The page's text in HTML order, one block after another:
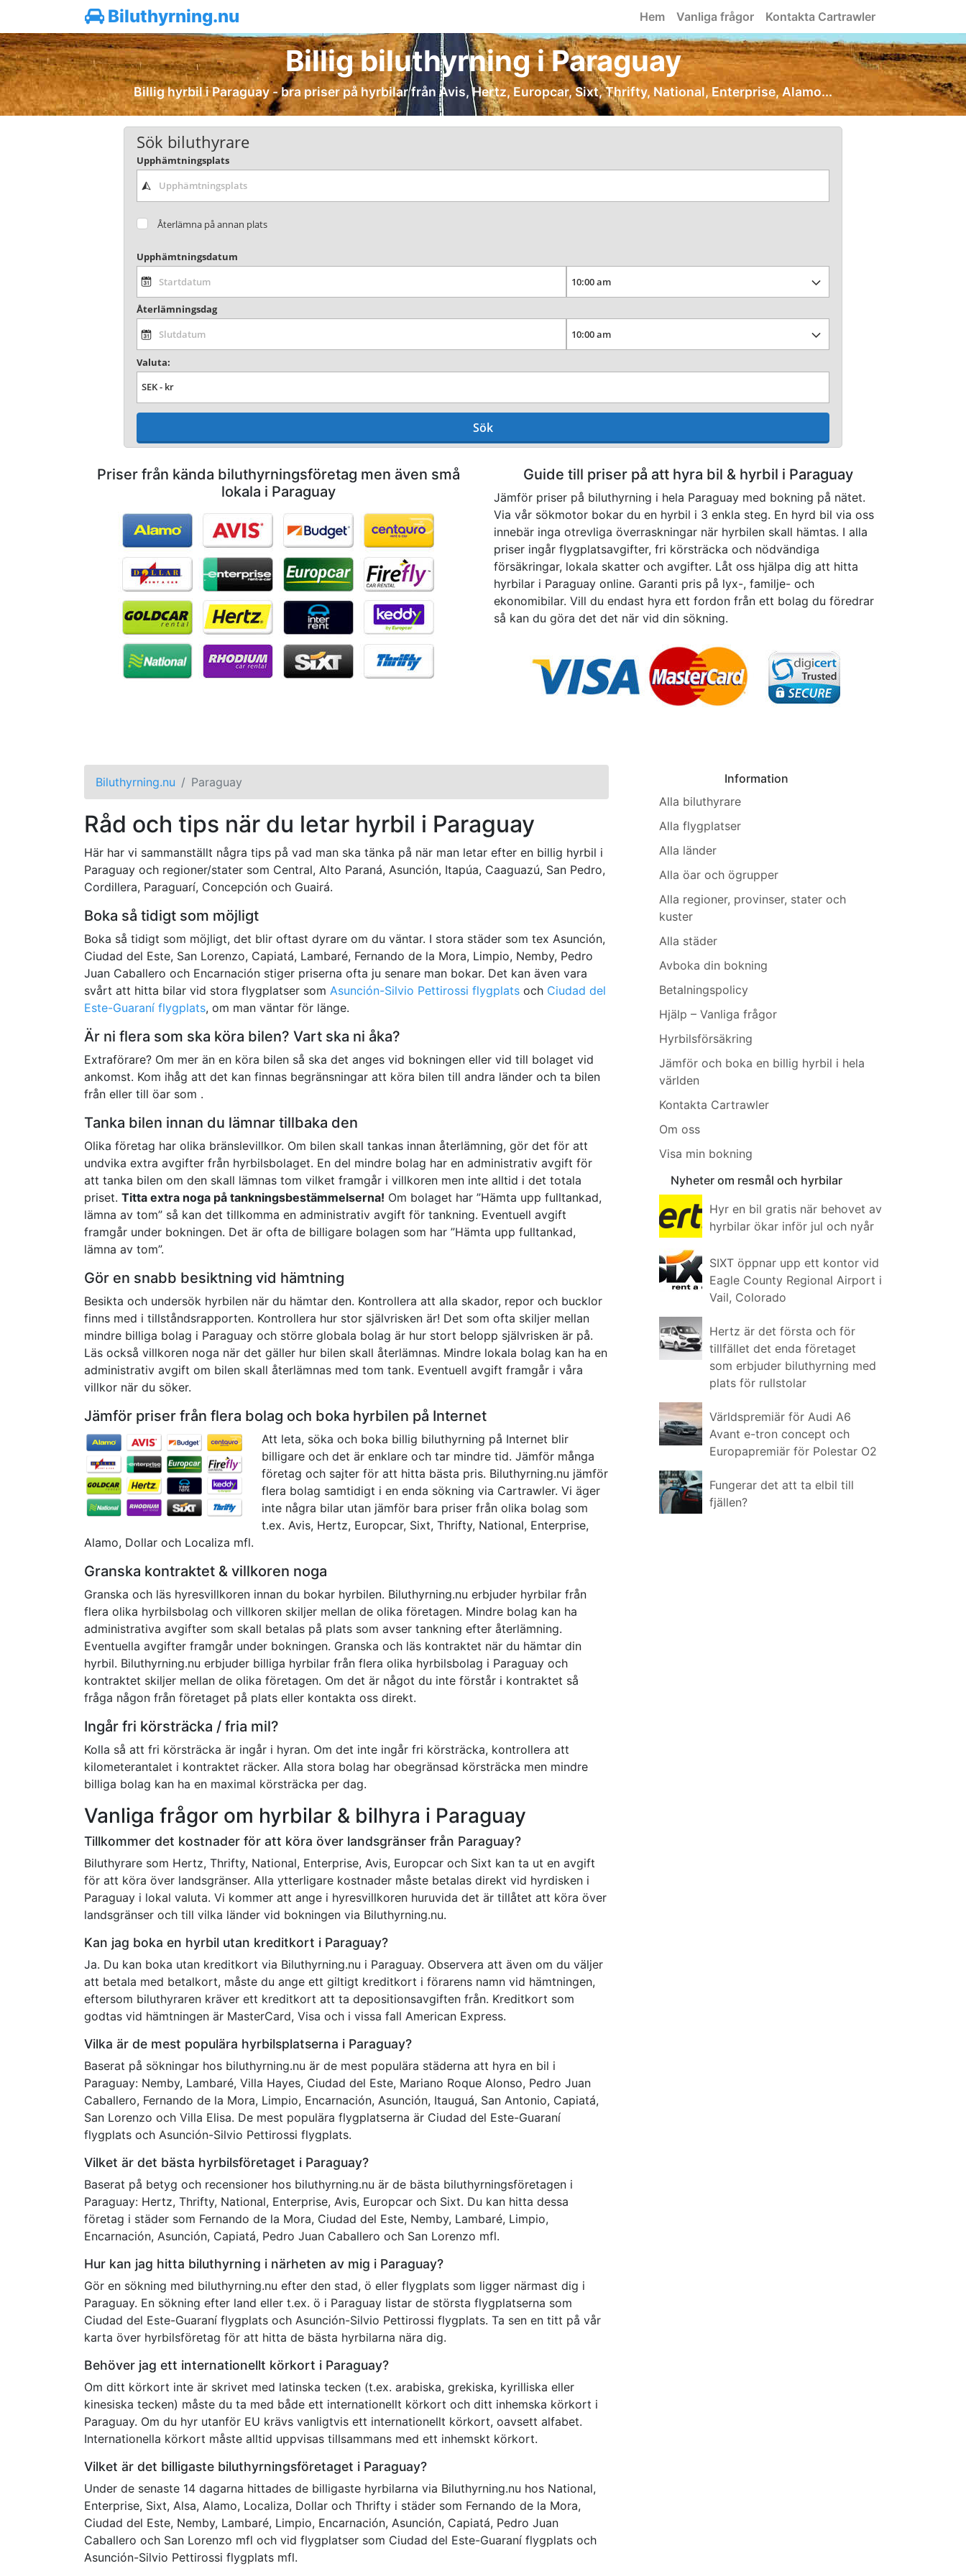
Biluthyrning.nu Hem Vanliga frågor Kontakta Cartrawler
Billig biluthyrning i Paraguay
Billig hyrbil i Paraguay - bra priser på hyrbilar från Avis, Hertz, Europcar, Sixt, Thrifty, National, Enterprise, Alamo...
Sök biluthyrare
Upphämtningsplats
Återlämna på annan plats
Upphämtningsdatum
Återlämningsdag
Valuta:
Sök
Priser från kända biluthyrningsföretag men även små
lokala i Paraguay
Guide till priser på att hyra bil & hyrbil i Paraguay
Jämför priser på biluthyrning i hela Paraguay med bokning på nätet.
Via vår sökmotor bokar du en hyrbil i 3 enkla steg. En hyrd bil via oss
innebär inga otrevliga överraskningar när hyrbilen skall hämtas. I alla
priser ingår flygplatsavgifter, fri körsträcka och nödvändiga
försäkringar, lokala skatter och avgifter. Låt oss hjälpa dig att hitta
hyrbilar i Paraguay online. Garanti pris på lyx-, familje- och
ekonomibilar. Vill du endast hyra ett fordon från ett bolag du föredrar
så kan du göra det det när vid din sökning.
Biluthyrning.nu Paraguay
Råd och tips när du letar hyrbil i Paraguay
Här har vi sammanställt några tips på vad man ska tänka på när man letar efter en billig hyrbil i
Paraguay och regioner/stater som Central, Alto Paraná, Asunción, Itapúa, Caaguazú, San Pedro,
Cordillera, Paraguarí, Concepción och Guairá.
Boka så tidigt som möjligt
Boka så tidigt som möjligt, det blir oftast dyrare om du väntar. I stora städer som tex Asunción,
Ciudad del Este, San Lorenzo, Capiatá, Lambaré, Fernando de la Mora, Limpio, Nemby, Pedro
Juan Caballero och Encarnación stiger priserna ofta ju senare man bokar. Det kan även vara
svårt att hitta bilar vid stora flygplatser som Asunción-Silvio Pettirossi flygplats och Ciudad del
Este-Guaraní flygplats, om man väntar för länge.
Är ni flera som ska köra bilen? Vart ska ni åka?
Extraförare? Om mer än en köra bilen så ska det anges vid bokningen eller vid till bolaget vid
ankomst. Kom ihåg att det kan finnas begränsningar att köra bilen till andra länder och ta bilen
från eller till öar som .
Tanka bilen innan du lämnar tillbaka den
Olika företag har olika bränslevillkor. Om bilen skall tankas innan återlämning, gör det för att
undvika extra avgifter från hyrbilsbolaget. En del mindre bolag har en administrativ avgift för
att tanka bilen om den skall lämnas tom vilket framgår i villkoren men inte alltid i det totala
priset. Titta extra noga på tankningsbestämmelserna! Om bolaget har ”Hämta upp fulltankad,
lämna av tom” så kan det tillkomma en administrativ avgift för tankning. Eventuell avgift
framgår under bokningen. Det är ofta de billigare bolagen som har ”Hämta upp fulltankad,
lämna av tom”.
Gör en snabb besiktning vid hämtning
Besikta och undersök hyrbilen när du hämtar den. Kontrollera att alla skador, repor och bucklor
finns med i tillståndsrapporten. Kontrollera hur stor självrisken är! Det som ofta skiljer mellan
mindre billiga bolag i Paraguay och större globala bolag är hur stort belopp självrisken är på.
Läs också villkoren noga när det gäller hur bilen skall återlämnas. Mindre lokala bolag kan ha en
administrativ avgift om bilen skall återlämnas med tom tank. Eventuell avgift framgår i våra
villkor när du söker.
Jämför priser från flera bolag och boka hyrbilen på Internet
Att leta, söka och boka billig biluthyrning på Internet blir
billigare och det är enklare och tar mindre tid. Jämför många
företag och sajter för att hitta bästa pris. Biluthyrning.nu jämför
flera bolag samtidigt i en enda sökning via Cartrawler. Vi äger
inte några bilar utan jämför bara priser från olika bolag som
t.ex. Avis, Hertz, Europcar, Sixt, Thrifty, National, Enterprise,
Alamo, Dollar och Localiza mfl.
Granska kontraktet & villkoren noga
Granska och läs hyresvillkoren innan du bokar hyrbilen. Biluthyrning.nu erbjuder hyrbilar från
flera olika hyrbilsbolag och villkoren skiljer mellan de olika företagen. Mindre bolag kan ha
administrativa avgifter som skall betalas på plats som avser tankning efter återlämning.
Eventuella avgifter framgår under bokningen. Granska och läs kontraktet när du hämtar din
hyrbil. Biluthyrning.nu erbjuder billiga hyrbilar från flera olika hyrbilsbolag i Paraguay och
kontraktet skiljer mellan de olika företagen. Om det är något du inte förstår i kontraktet så
fråga någon från företaget på plats eller kontakta oss direkt.
Ingår fri körsträcka / fria mil?
Kolla så att fri körsträcka är ingår i hyran. Om det inte ingår fri körsträcka, kontrollera att
kilometerantalet i kontraktet räcker. Alla stora bolag har obegränsad körsträcka men mindre
billiga bolag kan ha en maximal körsträcka per dag.
Vanliga frågor om hyrbilar & bilhyra i Paraguay
Tillkommer det kostnader för att köra över landsgränser från Paraguay?
Biluthyrare som Hertz, Thrifty, National, Enterprise, Avis, Europcar och Sixt kan ta ut en avgift
för att köra över landsgränser. Alla ytterligare kostnader måste betalas direkt vid hyrdisken i
Paraguay i lokal valuta. Vi kommer att ange i hyresvillkoren huruvida det är tillåtet att köra över
landsgränser och till vilka länder vid bokningen via Biluthyrning.nu.
Kan jag boka en hyrbil utan kreditkort i Paraguay?
Ja. Du kan boka utan kreditkort via Biluthyrning.nu i Paraguay. Observera att även om du väljer
att betala med betalkort, måste du ange ett giltigt kreditkort i förarens namn vid hämtningen,
eftersom biluthyraren kräver ett kreditkort att ta depositionsavgiften från. Kreditkort som
godtas vid hämtningen är MasterCard, Visa och i vissa fall American Express.
Vilka är de mest populära hyrbilsplatserna i Paraguay?
Baserat på sökningar hos biluthyrning.nu är de mest populära städerna att hyra en bil i
Paraguay: Nemby, Lambaré, Villa Hayes, Ciudad del Este, Mariano Roque Alonso, Pedro Juan
Caballero, Fernando de la Mora, Limpio, Encarnación, Asunción, Itauguá, San Antonio, Capiatá,
San Lorenzo och Villa Elisa. De mest populära flygplatserna är Ciudad del Este-Guaraní
flygplats och Asunción-Silvio Pettirossi flygplats.
Vilket är det bästa hyrbilsföretaget i Paraguay?
Baserat på betyg och recensioner hos biluthyrning.nu är de bästa biluthyrningsföretagen i
Paraguay: Hertz, Thrifty, National, Enterprise, Avis, Europcar och Sixt. Du kan hitta dessa
företag i städer som Fernando de la Mora, Ciudad del Este, Nemby, Lambaré, Limpio,
Encarnación, Asunción, Capiatá, Pedro Juan Caballero och San Lorenzo mfl.
Hur kan jag hitta biluthyrning i närheten av mig i Paraguay?
Gör en sökning med biluthyrning.nu efter den stad, ö eller flygplats som ligger närmast dig i
Paraguay. En sökning efter land eller t.ex. ö i Paraguay listar de största flygplatserna som
Ciudad del Este-Guaraní flygplats och Asunción-Silvio Pettirossi flygplats. Ta sen en titt på vår
karta över hyrbilsföretag för att hitta de bästa hyrbilarna nära dig.
Behöver jag ett internationellt körkort i Paraguay?
Om ditt körkort inte är skrivet med latinska tecken (t.ex. arabiska, grekiska, kyrilliska eller
kinesiska tecken) måste du ta med både ett internationellt körkort och ditt inhemska körkort i
Paraguay. Om du hyr utanför EU krävs vanligtvis ett internationellt körkort, oavsett alfabet.
Internationella körkort måste alltid uppvisas tillsammans med ett inhemskt körkort.
Vilket är det billigaste biluthyrningsföretaget i Paraguay?
Under de senaste 14 dagarna hittades de billigaste hyrbilarna via Biluthyrning.nu hos National,
Enterprise, Sixt, Alsa, Alamo, Localiza, Dollar och Thrifty i städer som Fernando de la Mora,
Ciudad del Este, Nemby, Lambaré, Limpio, Encarnación, Asunción, Capiatá, Pedro Juan
Caballero och San Lorenzo mfl och vid flygplatser som Ciudad del Este-Guaraní flygplats och
Asunción-Silvio Pettirossi flygplats mfl.
Information
Alla biluthyrare
Alla flygplatser
Alla länder
Alla öar och ögrupper
Alla regioner, provinser, stater och
kuster
Alla städer
Avboka din bokning
Betalningspolicy
Hjälp – Vanliga frågor
Hyrbilsförsäkring
Jämför och boka en billig hyrbil i hela
världen
Kontakta Cartrawler
Om oss
Visa min bokning
Nyheter om resmål och hyrbilar
Hyr en bil gratis när behovet av
hyrbilar ökar inför jul och nyår
SIXT öppnar upp ett kontor vid
Eagle County Regional Airport i
Vail, Colorado
Hertz är det första och för
tillfället det enda företaget
som erbjuder biluthyrning med
plats för rullstolar
Världspremiär för Audi A6
Avant e-tron concept och
Europapremiär för Polestar O2
Fungerar det att ta elbil till
fjällen?